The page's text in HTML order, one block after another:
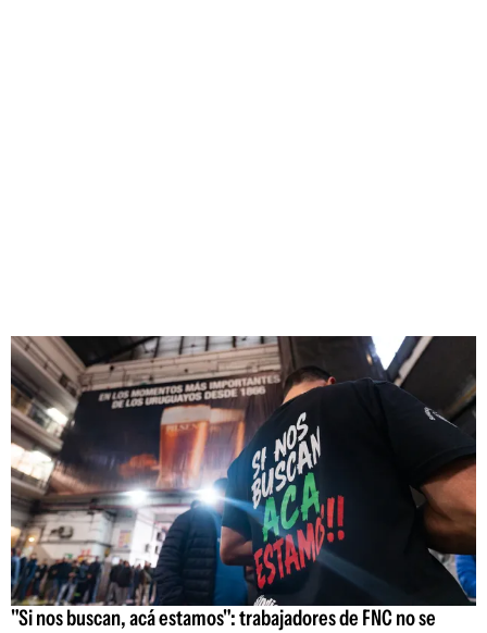
"Si nos buscan, acá estamos": trabajadores de FNC no se